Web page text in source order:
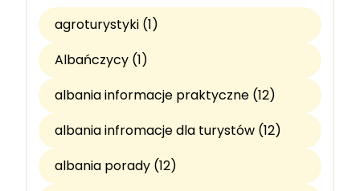
agroturystyki (1)
Albańczycy (1)
albania informacje praktyczne (12)
albania infromacje dla turystów (12)
albania porady (12)